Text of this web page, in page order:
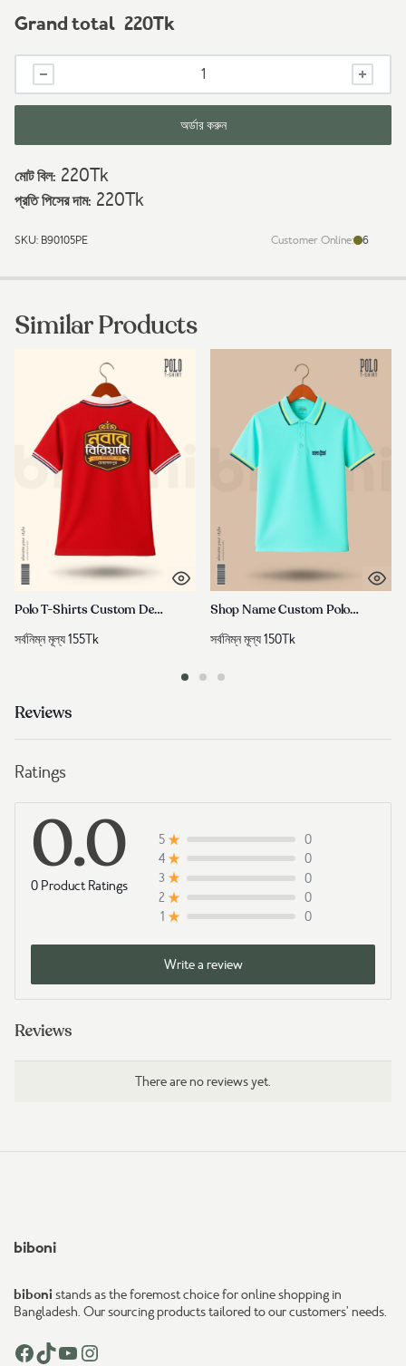
Grand total 220Tk
Custom
Polo
Shirts
|
নামে
পলো
তৈরি
quantity
অর্ডার করুন
মোট বিল: 220Tk
প্রতি পিসের দাম: 220Tk
SKU: B90105PE Customer Online: 6
Similar Products
Polo T-Shirts Custom Design | রেষ্টুরেন্টের নামে পলো শার্ট তৈরি করে নিন
সর্বনিম্ন মূল্য155Tk
Shop Name Custom Polo T-Shirts | দোকানের নামে পলো শার্ট তৈরি করুন
সর্বনিম্ন মূল্য150Tk
Reviews
Ratings
0.0
0 Product Ratings
5
0
4
0
3
0
2
0
1
0
Write a review
Reviews
There are no reviews yet.
biboni
bibonistands as the foremost choice for online shopping in
Bangladesh. Our sourcing products tailored to our customers’ needs.
Facebook TikTok YouTube Instagram